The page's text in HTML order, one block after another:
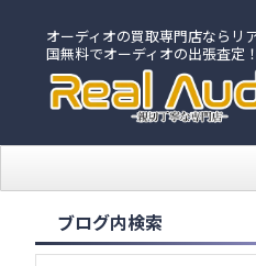
オーディオの買取専門店ならリ
国無料でオーディオの出張査定！
ブログ内検索